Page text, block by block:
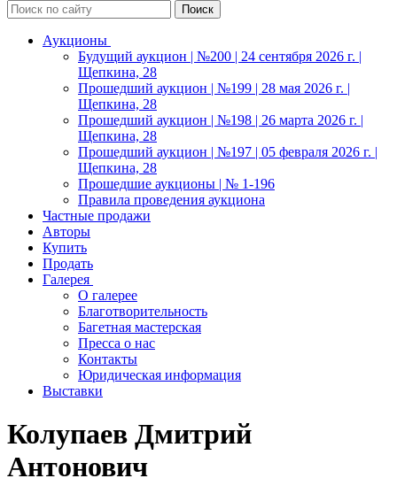
Аукционы
Будущий аукцион | №200 | 24 сентября 2026 г. |
Щепкина, 28
Прошедший аукцион | №199 | 28 мая 2026 г. |
Щепкина, 28
Прошедший аукцион | №198 | 26 марта 2026 г. |
Щепкина, 28
Прошедший аукцион | №197 | 05 февраля 2026 г. |
Щепкина, 28
Прошедшие аукционы | № 1-196
Правила проведения аукциона
Частные продажи
Авторы
Купить
Продать
Галерея
О галерее
Благотворительность
Багетная мастерская
Пресса о нас
Контакты
Юридическая информация
Выставки
Колупаев Дмитрий
Антонович